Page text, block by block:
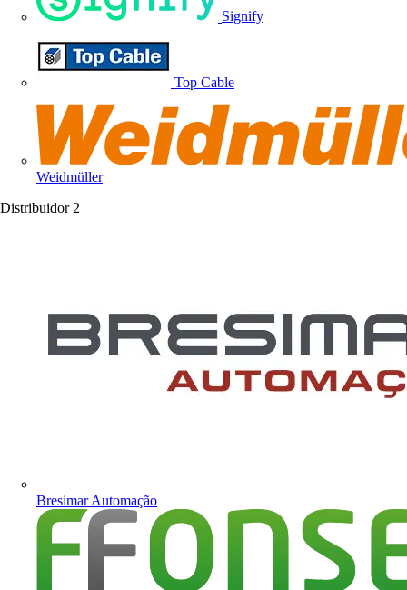
Signify
Top Cable
Weidmüller
Distribuidor 2
Bresimar Automação